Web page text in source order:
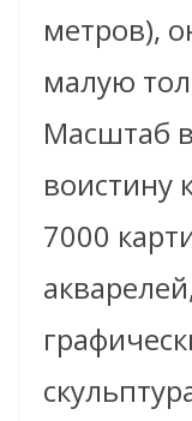
метров),
малую
Масштаб
воистину
7000